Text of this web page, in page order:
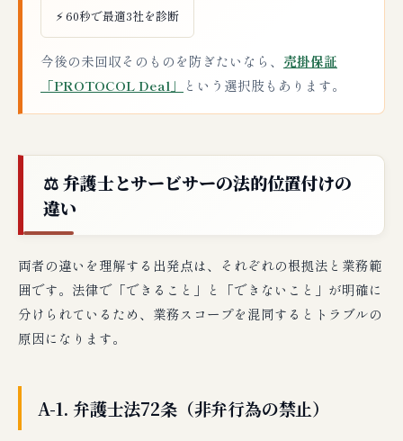
H-4. IT・SI企業
H-5. 不動産業（賃料回収）
法
I-1. 非弁業者の典型的特徴
I-4. 非弁業者に依頼するリスク
I-5. 「コンサル」名目の脱法行為に注意
いる
⚡ 60秒で最適3社を診断
今後の未回収そのものを防ぎたいなら、 売掛保証
「PROTOCOL Deal」
という選択肢もあります。
⚖️ 弁護士とサービサーの法的位置付けの
違い
両者の違いを理解する出発点は、それぞれの根拠法と業務範
囲です。法律で「できること」と「できないこと」が明確に
分けられているため、業務スコープを混同するとトラブルの
原因になります。
A-1. 弁護士法72条（非弁行為の禁止）